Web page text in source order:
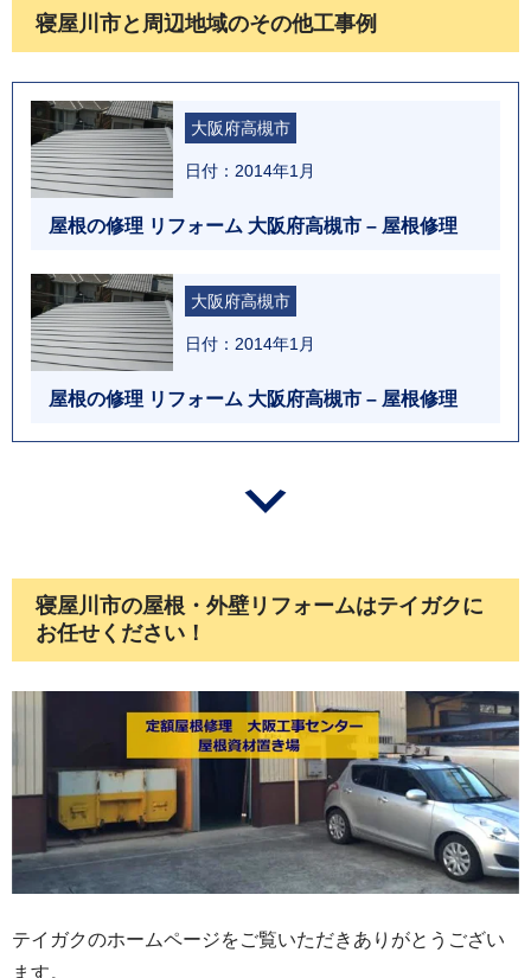
寝屋川市と周辺地域のその他工事例
大阪府高槻市
日付：2014年1月
屋根の修理 リフォーム 大阪府高槻市 – 屋根修理
大阪府高槻市
日付：2014年1月
屋根の修理 リフォーム 大阪府高槻市 – 屋根修理
寝屋川市の屋根・外壁リフォームはテイガクに
お任せください！
テイガクのホームページをご覧いただきありがとうござい
ます。